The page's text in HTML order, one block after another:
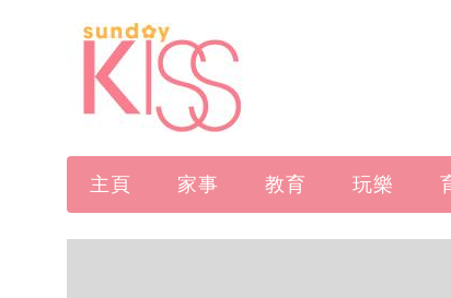
主頁 家事 教育 玩樂